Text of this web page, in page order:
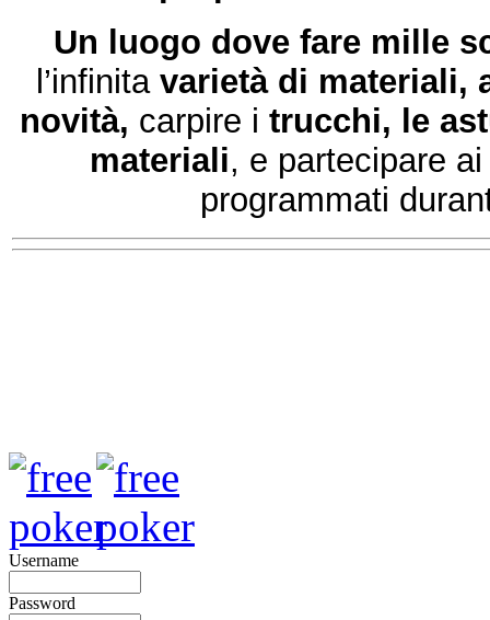
Un luogo dove fare mille
l’infinitavarietà di materiali,
novità, carpire i trucchi, le
materiali, e partecipare
programmati
Username
Password